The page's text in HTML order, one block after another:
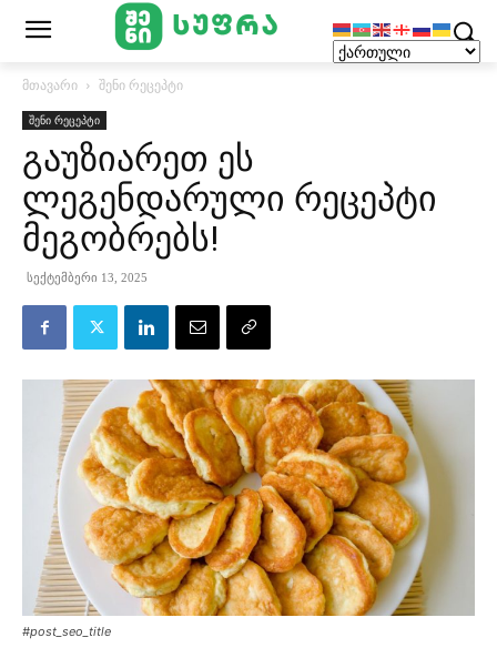
მთავარი შენი რეცეპტი
შენი რეცეპტი
გაუზიარეთ ეს
ლეგენდარული რეცეპტი
მეგობრებს!
სექტემბერი 13, 2025
#post_seo_title